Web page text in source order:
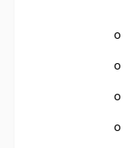
o
o
o
o